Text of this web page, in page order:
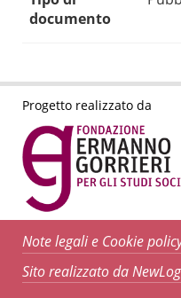
documento
Progetto realizzato da
Note legali e Cookie
Sito realizzato da